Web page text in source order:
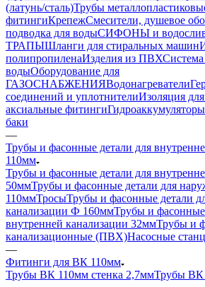
(латунь/сталь)Трубы
фитингиКрепежСмесители, душевое
подводка для водыСИФОНЫ и
ТРАПЫШланги для стиральных машин
полипропиленаИзделия из ПВХ
водыОборудование для
ГАЗОСНАБЖЕНИЯВодонагреватели
соединений и уплотнителиИзоляция
аксиальные фитинги
баки
—
Трубы и фасонные детали для
110мм
Трубы и фасонные детали для
50ммТрубы и фасонные детали для
110ммТросыТрубы и фасонные детали
канализации Ф 160ммТрубы и фасонные
внутренней канализации 32ммТрубы и
канализационные (ПВХ)Насосные
—
Фитинги для ВК 110мм
Трубы ВК 110мм стенка 2,7ммТрубы ВК